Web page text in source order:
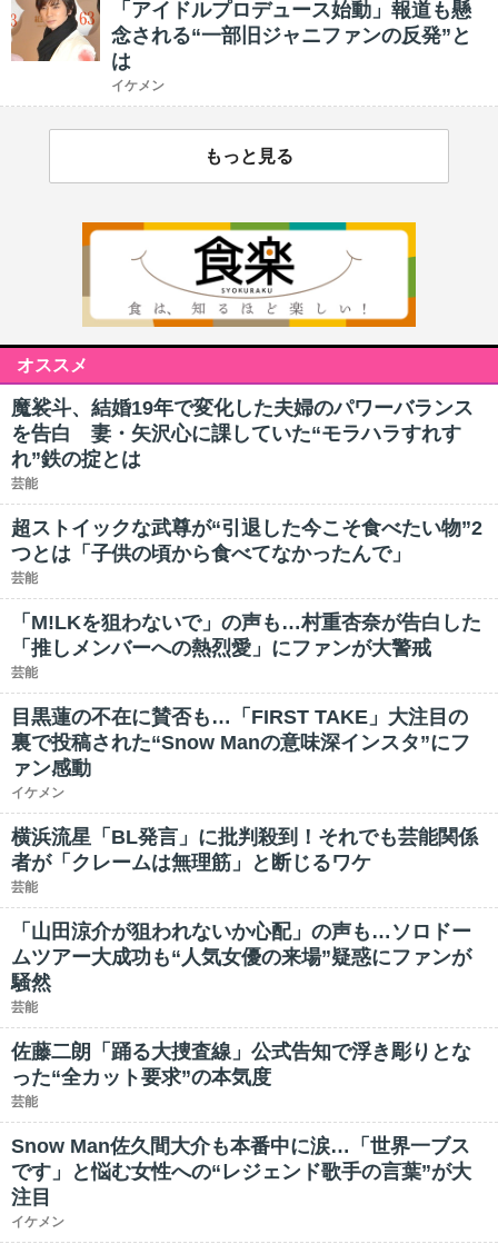
「アイドルプロデュース始動」報道も懸
念される“一部旧ジャニファンの反発”と
は
イケメン
もっと見る
オススメ
魔裟斗、結婚19年で変化した夫婦のパワーバランス
を告白 妻・矢沢心に課していた“モラハラすれす
れ”鉄の掟とは
芸能
超ストイックな武尊が“引退した今こそ食べたい物”2
つとは「子供の頃から食べてなかったんで」
芸能
「M!LKを狙わないで」の声も…村重杏奈が告白した
「推しメンバーへの熱烈愛」にファンが大警戒
芸能
目黒蓮の不在に賛否も…「FIRST TAKE」大注目の
裏で投稿された“Snow Manの意味深インスタ”にフ
ァン感動
イケメン
横浜流星「BL発言」に批判殺到！それでも芸能関係
者が「クレームは無理筋」と断じるワケ
芸能
「山田涼介が狙われないか心配」の声も…ソロドー
ムツアー大成功も“人気女優の来場”疑惑にファンが
騒然
芸能
佐藤二朗「踊る大捜査線」公式告知で浮き彫りとな
った“全カット要求”の本気度
芸能
Snow Man佐久間大介も本番中に涙…「世界一ブス
です」と悩む女性への“レジェンド歌手の言葉”が大
注目
イケメン